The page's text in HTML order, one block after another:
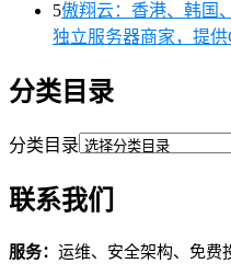
5傲翔云：香港、韩国
独立服务器商家，提
分类目录
分类目录
联系我们
服务： 运维、安全架构、免费